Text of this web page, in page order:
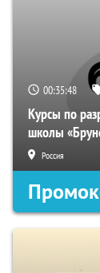
00:35:47
Курсы по
школы
Россия